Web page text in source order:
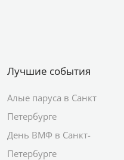
Лучшие события
Алые паруса в Санкт
Петербурге
День ВМФ в Санкт-
Петербурге